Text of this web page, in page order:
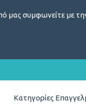
μας συμφωνείτε με
Κατηγορίες